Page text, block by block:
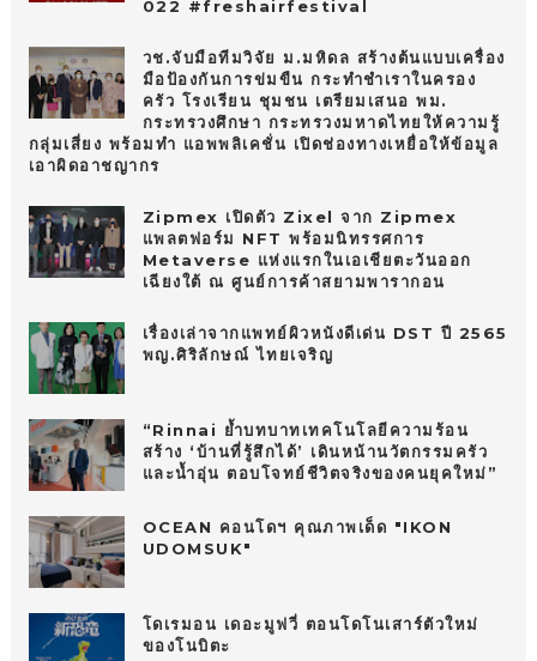
022 #freshairfestival
วช.จับมือทีมวิจัย ม.มหิดล สร้างต้นแบบเครื่อง
มือป้องกันการข่มขืน กระทำชำเราในครอง
ครัว โรงเรียน ชุมชน เตรียมเสนอ พม.
กระทรวงศึกษา กระทรวงมหาดไทยให้ความรู้
กลุ่มเสี่ยง พร้อมทำ แอพพลิเคชั่น เปิดช่องทางเหยื่อให้ข้อมูล
เอาผิดอาชญากร
Zipmex เปิดตัว Zixel จาก Zipmex
แพลตฟอร์ม NFT พร้อมนิทรรศการ
Metaverse แห่งแรกในเอเชียตะวันออก
เฉียงใต้ ณ ศูนย์การค้าสยามพารากอน
เรื่องเล่าจากแพทย์ผิวหนังดีเด่น DST ปี 2565
พญ.ศิริลักษณ์ ไทยเจริญ
“Rinnai ย้ำบทบาทเทคโนโลยีความร้อน
สร้าง ‘บ้านที่รู้สึกได้’ เดินหน้านวัตกรรมครัว
และน้ำอุ่น ตอบโจทย์ชีวิตจริงของคนยุคใหม่”
OCEAN คอนโดฯ คุณภาพเด็ด "IKON
UDOMSUK"
โดเรมอน เดอะมูฟวี่ ตอนโดโนเสาร์ตัวใหม่
ของโนบิตะ